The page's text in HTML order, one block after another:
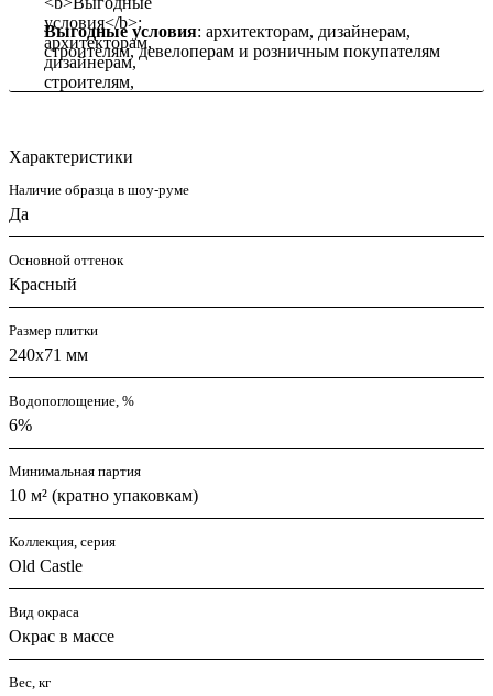
Выгодные условия: архитекторам, дизайнерам,
строителям, девелоперам и розничным покупателям
Характеристики
Наличие образца в шоу-руме
Да
Основной оттенок
Красный
Размер плитки
240x71 мм
Водопоглощение, %
6%
Минимальная партия
10 м² (кратно упаковкам)
Коллекция, серия
Old Castle
Вид окраса
Окрас в массе
Вес, кг